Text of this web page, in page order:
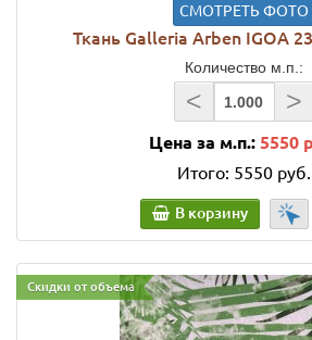
СМОТРЕТЬ ФОТО
Ткань Galleria Arben IGOA
Количество м.п.:
< >
Цена за м.п.: 5550
Итого: 5550 руб.
В корзину
Скидки от объема